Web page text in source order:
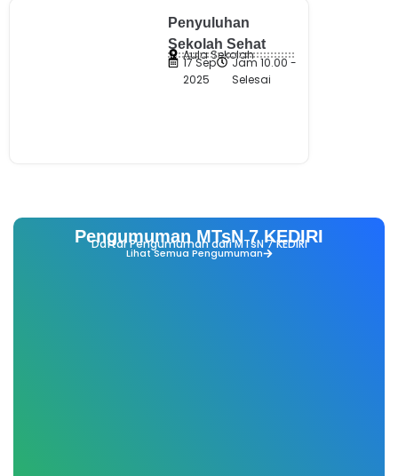
Penyuluhan
Sekolah Sehat
Aula Sekolah
17 Sep
2025
Jam 10.00 -
Selesai
Pengumuman MTsN 7 KEDIRI
Daftar Pengumuman dari MTsN 7 KEDIRI
Lihat Semua Pengumuman